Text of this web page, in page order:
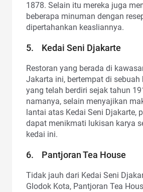
1878. Selain itu mereka juga
beberapa minuman dengan
dipertahankan keasliannya.
5. Kedai Seni Djakarte
Restoran yang berada di
Jakarta ini, bertempat di
yang telah berdiri sejak tahun
namanya, selain menyajikan
lantai atas Kedai Seni Djakarte,
dapat menikmati lukisan karya
kedai ini.
6. Pantjoran Tea House
Tidak jauh dari Kedai Seni
Glodok Kota, Pantjoran Tea